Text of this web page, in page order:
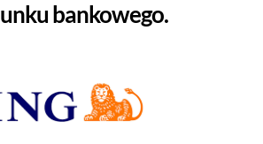
bankowego.